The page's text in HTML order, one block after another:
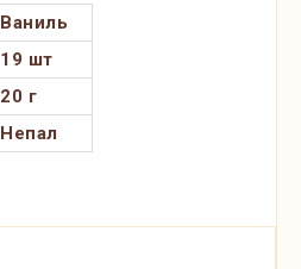
Ваниль
19 шт
20 г
Непал